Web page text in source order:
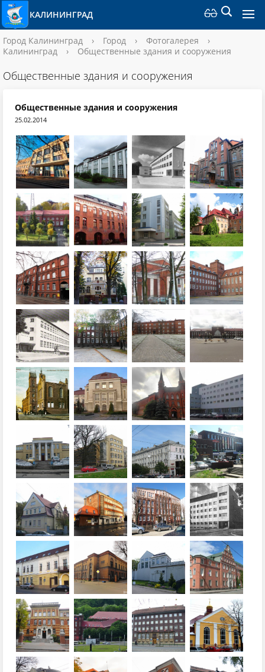
КАЛИНИНГРАД
Город Калининград › Город › Фотогалерея
›
Калининград
› Общественные здания и сооружения
Общественные здания и сооружения
Общественные здания и сооружения
25.02.2014